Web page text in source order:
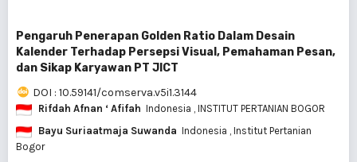
Pengaruh Penerapan Golden Ratio Dalam Desain
Kalender Terhadap Persepsi Visual, Pemahaman Pesan,
dan Sikap Karyawan PT JICT
DOI : 10.59141/comserva.v5i1.3144
Rifdah Afnan ‘ Afifah Indonesia , INSTITUT PERTANIAN BOGOR
Bayu Suriaatmaja Suwanda Indonesia , Institut Pertanian
Bogor